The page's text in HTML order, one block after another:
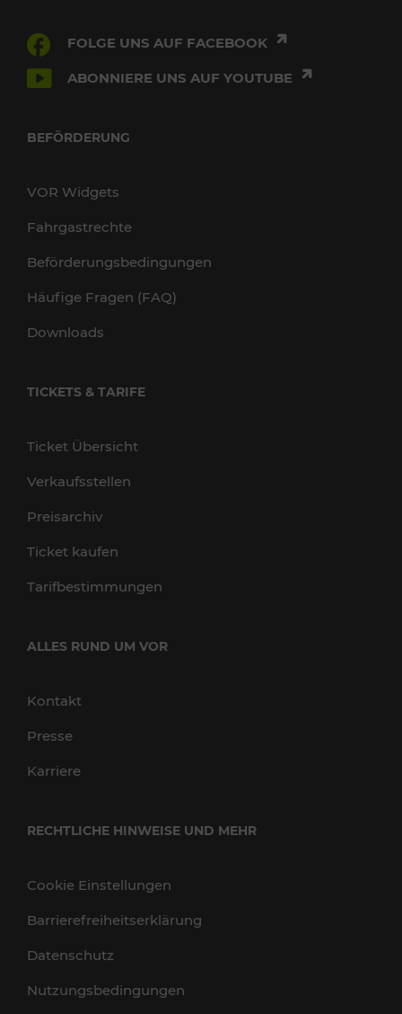
FOLGE UNS AUF FACEBOOK
ABONNIERE UNS AUF YOUTUBE
BEFÖRDERUNG
VOR Widgets
Fahrgastrechte
Beförderungsbedingungen
Häufige Fragen (FAQ)
Downloads
TICKETS & TARIFE
Ticket Übersicht
Verkaufsstellen
Preisarchiv
Ticket kaufen
Tarifbestimmungen
ALLES RUND UM VOR
Kontakt
Presse
Karriere
RECHTLICHE HINWEISE UND MEHR
Cookie Einstellungen
Barrierefreiheitserklärung
Datenschutz
Nutzungsbedingungen